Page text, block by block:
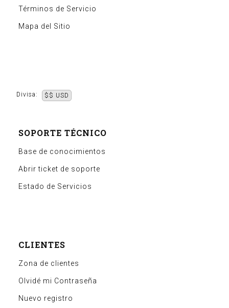
Términos de Servicio
Mapa del Sitio
Divisa: $$ USD
SOPORTE TÉCNICO
Base de conocimientos
Abrir ticket de soporte
Estado de Servicios
CLIENTES
Zona de clientes
Olvidé mi Contraseña
Nuevo registro